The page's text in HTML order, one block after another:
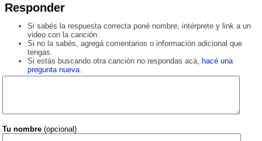
Responder
Si sabés la respuesta correcta poné nombre, intérprete y link a un
video con la canción.
Si no la sabés, agregá comentarios o información adicional que
tengas.
Si estás buscando otra canción no respondas acá, hacé una
pregunta nueva.
Tu nombre (opcional)